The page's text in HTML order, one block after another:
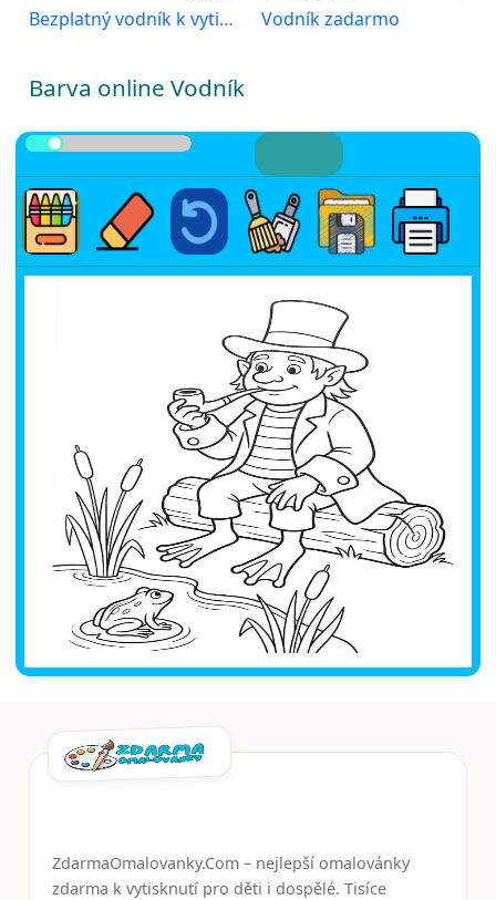
Bezplatný vodník k vytisknutí Vodník zadarmo
Barva online Vodník
ZdarmaOmalovanky.Com – nejlepší omalovánky
zdarma k vytisknutí pro děti i dospělé. Tisíce